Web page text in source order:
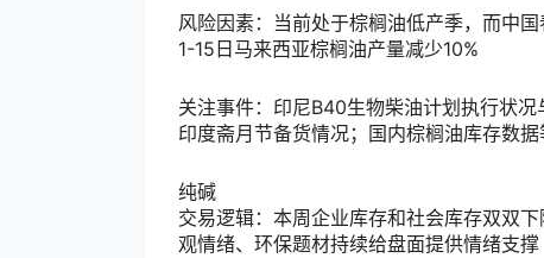
风险因素：当前处于棕榈油低产季，而中
1-15日马来西亚棕榈油产量减少10%
关注事件：印尼B40生物柴油计划执行状
印度斋月节备货情况；国内棕榈油库存数据
纯碱
交易逻辑：本周企业库存和社会库存双双
观情绪、环保题材持续给盘面提供情绪支撑